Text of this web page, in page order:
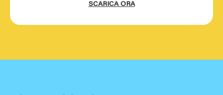
SCARICA ORA